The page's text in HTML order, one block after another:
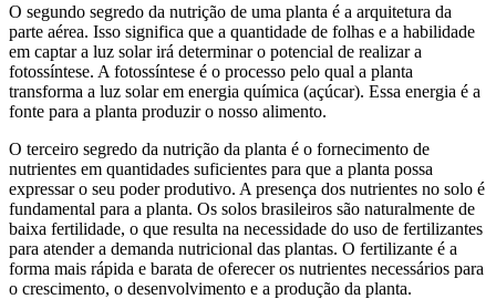
O segundo segredo da nutrição de uma planta é a arquitetura da
parte aérea. Isso significa que a quantidade de folhas e a habilidade
em captar a luz solar irá determinar o potencial de realizar a
fotossíntese. A fotossíntese é o processo pelo qual a planta
transforma a luz solar em energia química (açúcar). Essa energia é a
fonte para a planta produzir o nosso alimento.
O terceiro segredo da nutrição da planta é o fornecimento de
nutrientes em quantidades suficientes para que a planta possa
expressar o seu poder produtivo. A presença dos nutrientes no solo é
fundamental para a planta. Os solos brasileiros são naturalmente de
baixa fertilidade, o que resulta na necessidade do uso de fertilizantes
para atender a demanda nutricional das plantas. O fertilizante é a
forma mais rápida e barata de oferecer os nutrientes necessários para
o crescimento, o desenvolvimento e a produção da planta.